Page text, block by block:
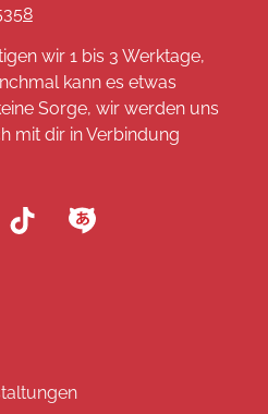
wir 1 bis 3 Werktage,
kann es etwas
Sorge, wir werden uns
mit dir in Verbindung